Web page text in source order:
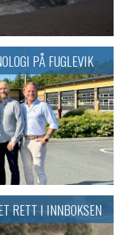
PÅ FUGLEVIK
RETT I INNBOKSEN